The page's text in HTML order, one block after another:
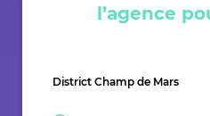
l’agence
District Champ de Mars